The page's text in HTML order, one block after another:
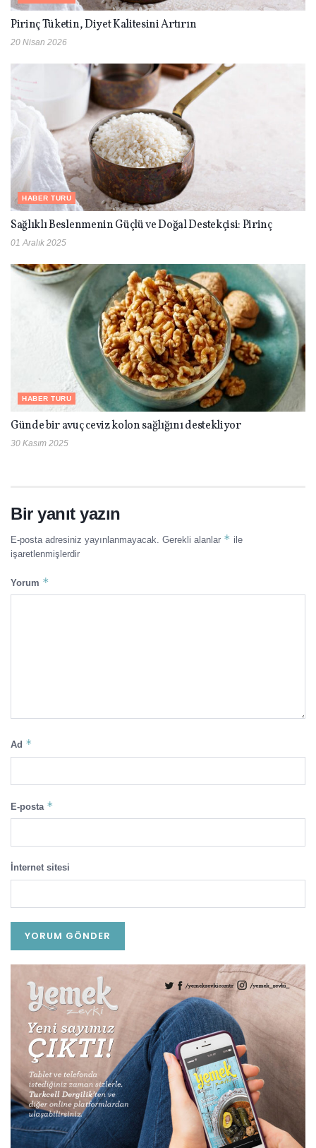
Pirinç Tüketin, Diyet Kalitesini Artırın
20 Nisan 2026
HABER TURU
Sağlıklı Beslenmenin Güçlü ve Doğal Destekçisi: Pirinç
01 Aralık 2025
HABER TURU
Günde bir avuç ceviz kolon sağlığını destekliyor
30 Kasım 2025
Bir yanıt yazın
E-posta adresiniz yayınlanmayacak. Gerekli alanlar * ile
işaretlenmişlerdir
Yorum *
Ad *
E-posta *
İnternet sitesi